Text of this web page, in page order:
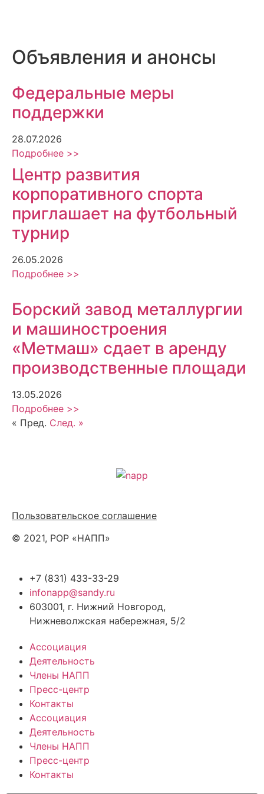
Объявления и анонсы
Федеральные меры
поддержки
28.07.2026
Подробнее >>
Центр развития
корпоративного спорта
приглашает на футбольный
турнир
26.05.2026
Подробнее >>
Борский завод металлургии
и машиностроения
«Метмаш» сдает в аренду
производственные площади
13.05.2026
Подробнее >>
« Пред. След. »
Пользовательское соглашение
© 2021, РОР «НАПП»
+7 (831) 433-33-29
infonapp@sandy.ru
603001, г. Нижний Новгород,
Нижневолжская набережная, 5/2
Ассоциация
Деятельность
Члены НАПП
Пресс-центр
Контакты
Ассоциация
Деятельность
Члены НАПП
Пресс-центр
Контакты